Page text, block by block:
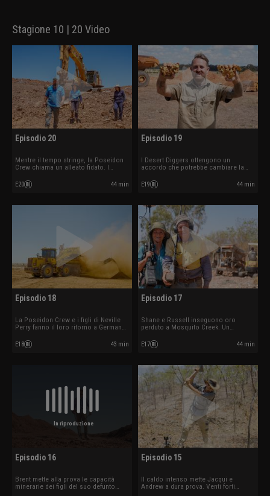
Stagione 10 | 20 Video
Episodio 20
Mentre il tempo stringe, la Poseidon
Crew chiama un alleato fidato. I
frantumare una roccia impenetrabile.
E20 44 min
Episodio 19
I Desert Diggers ottengono un
accordo che potrebbe cambiare la
spinge i Wanderers al limite.
E19 44 min
Episodio 18
La Poseidon Crew e i figli di Neville
Perry fanno il loro ritorno a German
guasti per raggiungere il loro
obiettivo.
E18 43 min
Episodio 17
Shane e Russell inseguono oro
perduto a Mosquito Creek. Un
mentre cercano di raddoppiare la loro
produzione.
E17 44 min
In riproduzione
Episodio 16
Brent mette alla prova le capacità
minerarie dei figli del suo defunto
Episodio 15
Il caldo intenso mette Jacqui e
Andrew a dura prova. Venti forti